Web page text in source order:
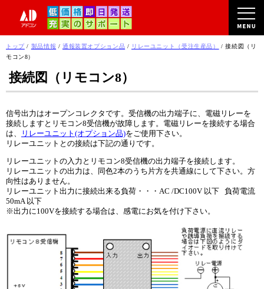
このページの本文へ
現
在
位
トップ/ 製品情報 / 通報装置オプション品 / リレーユニット（受注生産品） /接続図（リ
モコン8）
接続図（リモコン8）
信号出力はオープンコレクタです。受信機の出力端子に、電磁リレーを
接続しますとリモコン8受信機が故障します。電磁リレーを接続する場合
は、
リレーユニット(オプション品)をご使用下さい。
リレーユニットとの接続は下記の通りです。
リレーユニットの入力とリモコン8受信機の出力端子を接続します。
リレーユニットの出力は、同色2本のうち片方を共通線にして下さい。方
向性はありません。
リレーユニット出力に接続出来る負荷・・・AC /DC100V 以下 負荷電流
50mA 以下
※出力に100Vを接続する場合は、感電にお気を付け下さい。